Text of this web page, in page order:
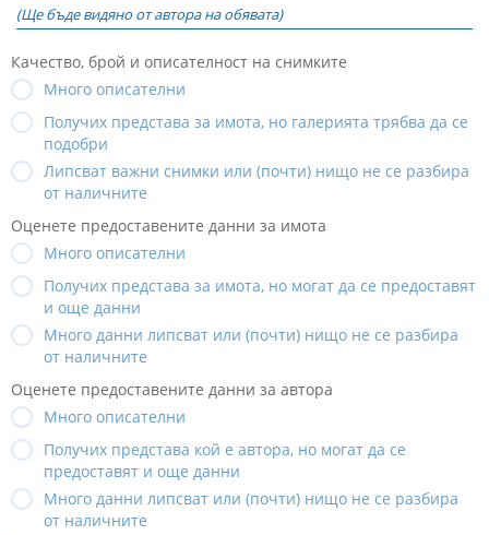
(Ще бъде видяно от автора на обявата)
Качество, брой и описателност на снимките
Много описателни
Получих представа за имота, но галерията трябва да се
подобри
Липсват важни снимки или (почти) нищо не се разбира
от наличните
Оценете предоставените данни за имота
Много описателни
Получих представа за имота, но могат да се предоставят
и още данни
Много данни липсват или (почти) нищо не се разбира
от наличните
Оценете предоставените данни за автора
Много описателни
Получих представа кой е автора, но могат да се
предоставят и още данни
Много данни липсват или (почти) нищо не се разбира
от наличните